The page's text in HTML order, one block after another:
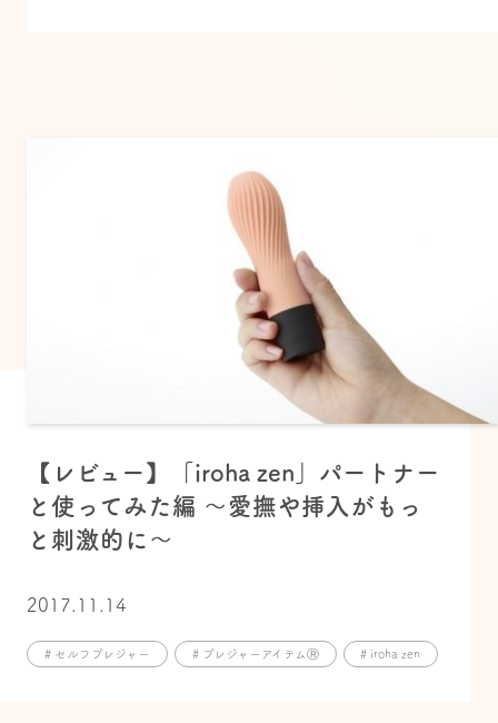
【レビュー】「iroha zen」パートナー
と使ってみた編 ～愛撫や挿入がもっ
と刺激的に〜
2017.11.14
# セルフプレジャー # プレジャーアイテムⓇ # iroha zen